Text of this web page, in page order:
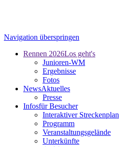
Navigation überspringen
Rennen 2026Los geht's
Junioren-WM
Ergebnisse
Fotos
NewsAktuelles
Presse
Infosfür Besucher
Interaktiver Streckenplan
Programm
Veranstaltungsgelände
Unterkünfte